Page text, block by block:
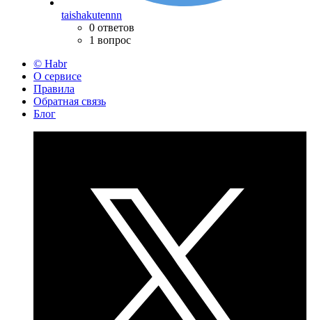
taishakutennn
0 ответов
1 вопрос
© Habr
О сервисе
Правила
Обратная связь
Блог